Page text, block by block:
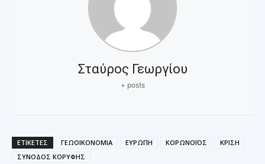
Σταύρος Γεωργίου
+ posts
ΕΤΙΚΕΤΕΣ ΓΕΩΟΙΚΟΝΟΜΙΑ ΕΥΡΩΠΗ ΚΟΡΩΝΟΪΟΣ
ΚΡΙΣΗ
ΣΥΝΟΔΟΣ ΚΟΡΥΦΗΣ